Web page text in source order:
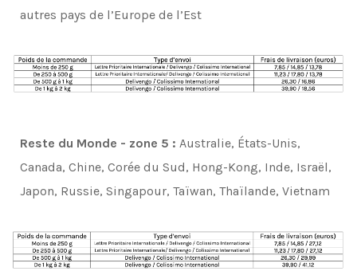
autres pays de l’Europe de l’Est
Reste du Monde - zone 5 : Australie, États-Unis,
Canada, Chine, Corée du Sud, Hong-Kong, Inde, Israël,
Japon, Russie, Singapour, Taïwan, Thaïlande, Vietnam